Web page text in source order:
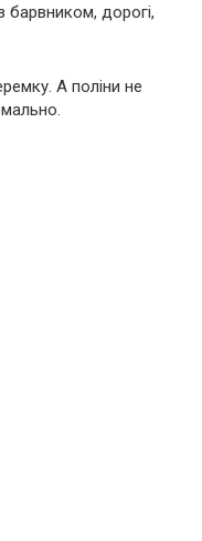
барвником, дорогі,
А поліни не